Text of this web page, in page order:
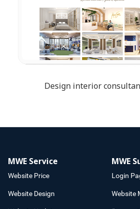
Design interior
MWE Service
Website Price
Website Design
MWE
Login
Website